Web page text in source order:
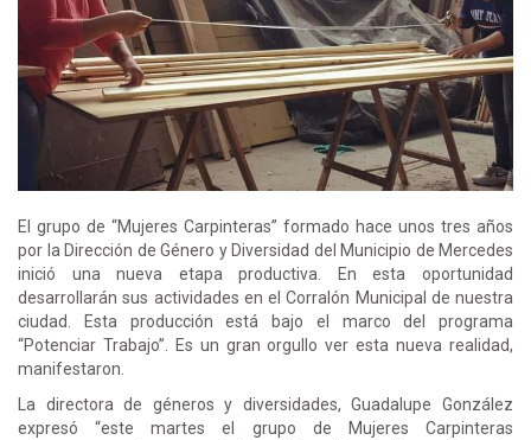
El grupo de “Mujeres Carpinteras” formado hace unos tres años
por la Dirección de Género y Diversidad del Municipio de Mercedes
inició una nueva etapa productiva. En esta oportunidad
desarrollarán sus actividades en el Corralón Municipal de nuestra
ciudad. Esta producción está bajo el marco del programa
“Potenciar Trabajo”. Es un gran orgullo ver esta nueva realidad,
manifestaron.
La directora de géneros y diversidades, Guadalupe González
expresó “este martes el grupo de Mujeres Carpinteras